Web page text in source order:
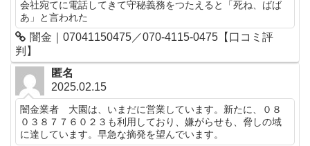
会社宛てに電話してきて守秘義務をつたえると「死ね、ばば
あ」と言われた
闇金｜07041150475／070-4115-0475【口コミ評
判】
匿名
2025.02.15
闇金業者 大園は、いまだに営業しています。新たに、０８
０３８７７６０２３も利用しており、嫌がらせも、脅しの域
に達しています。早急な摘発を望んでいます。